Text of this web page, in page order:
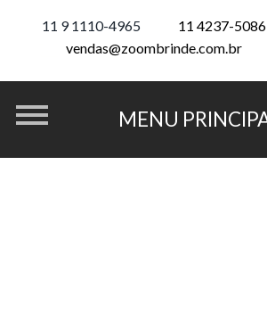
11 9 1110-4965
11 4237-5086
vendas@zoombrinde.com.br